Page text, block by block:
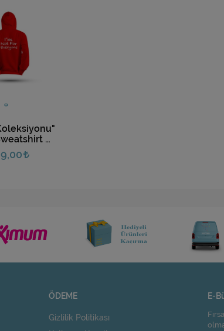
3
Renk
E-
ÖDEME
Gizlilik Politikası